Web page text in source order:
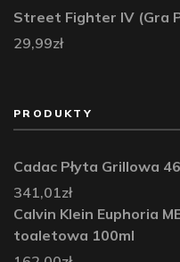
Street Fighter IV (Gra
29,99zł
PRODUKTY
Cadac Płyta Grillowa
341,01zł
Calvin Klein Euphoria
toaletowa 100ml